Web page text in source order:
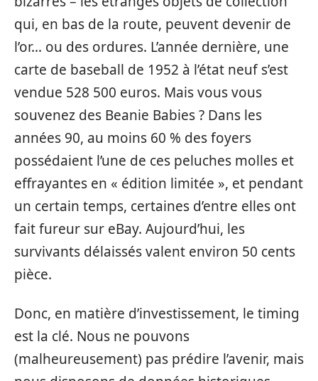
qui, en bas de la route, peuvent devenir de
l’or… ou des ordures. L’année dernière, une
carte de baseball de 1952 à l’état neuf s’est
vendue 528 500 euros. Mais vous vous
souvenez des Beanie Babies ? Dans les
années 90, au moins 60 % des foyers
possédaient l’une de ces peluches molles et
effrayantes en « édition limitée », et pendant
un certain temps, certaines d’entre elles ont
fait fureur sur eBay. Aujourd’hui, les
survivants délaissés valent environ 50 cents
pièce.
Donc, en matière d’investissement, le timing
est la clé. Nous ne pouvons
(malheureusement) pas prédire l’avenir, mais